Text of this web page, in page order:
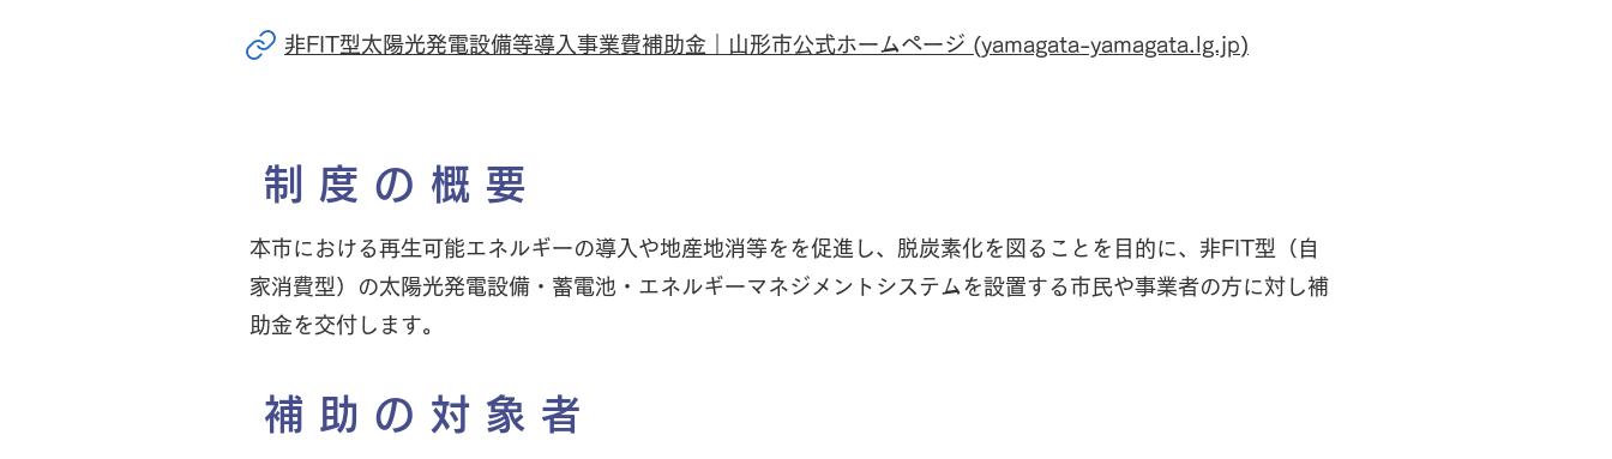
非FIT型太陽光発電設備等導入事業費補助金｜山形市公式ホームページ (yamagata-yamagata.lg.jp)
制度の概要
本市における再生可能エネルギーの導入や地産地消等をを促進し、脱炭素化を図ることを目的に、非FIT型（自
家消費型）の太陽光発電設備・蓄電池・エネルギーマネジメントシステムを設置する市民や事業者の方に対し補
助金を交付します。
補助の対象者